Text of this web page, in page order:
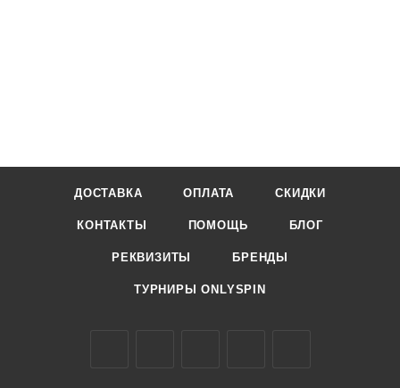
ДОСТАВКА ОПЛАТА СКИДКИ
КОНТАКТЫ ПОМОЩЬ БЛОГ
РЕКВИЗИТЫ БРЕНДЫ
ТУРНИРЫ ONLYSPIN